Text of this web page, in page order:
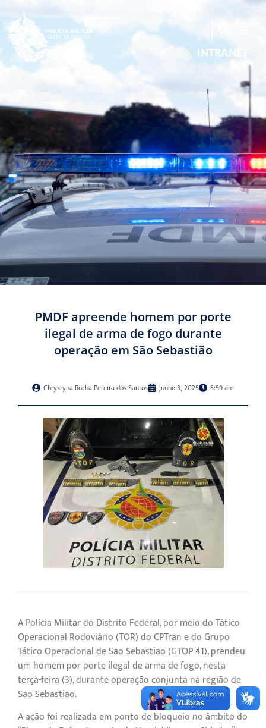
INTRANET
PMDF apreende homem por porte
ilegal de arma de fogo durante
operação em São Sebastião
Chrystyna Rocha Pereira dos Santos junho 3, 2025 5:59 am
A Polícia Militar do Distrito Federal, por meio do Tático
Operacional Rodoviário (TOR) do CPTran e do Grupo
Tático Operacional de São Sebastião (GTOP 41), prendeu
um homem por porte ilegal de arma de fogo, nesta
terça-feira (3), durante operação conjunta na região de
São Sebastião.
A ação foi realizada em ponto de bloqueio no âmbito do